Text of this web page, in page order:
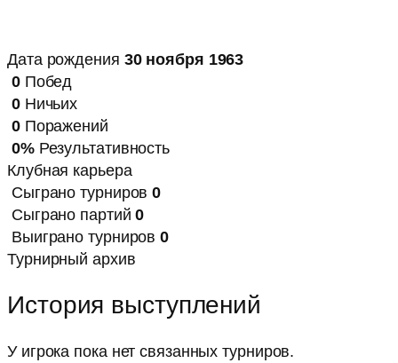
Дата рождения 30 ноября 1963
0 Побед
0 Ничьих
0 Поражений
0% Результативность
Клубная карьера
Сыграно турниров 0
Сыграно партий 0
Выиграно турниров 0
Турнирный архив
История выступлений
У игрока пока нет связанных турниров.